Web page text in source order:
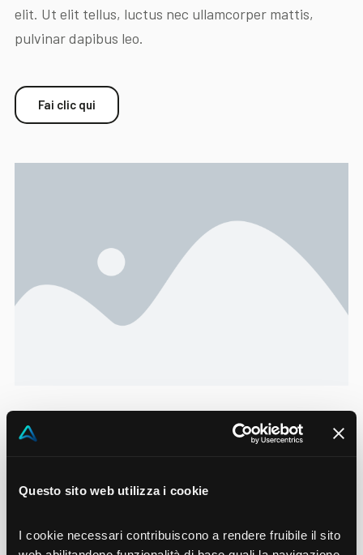
Questo sito web utilizza i cookie
I cookie necessari contribuiscono a rendere fruibile il sito
elit. Ut elit tellus, luctus nec ullamcorper mattis,
pulvinar dapibus leo.
Fai clic qui
Lorem ipsum dolor sit amet
elit. Ut elit tellus, luctus nec ullamcorper mattis,